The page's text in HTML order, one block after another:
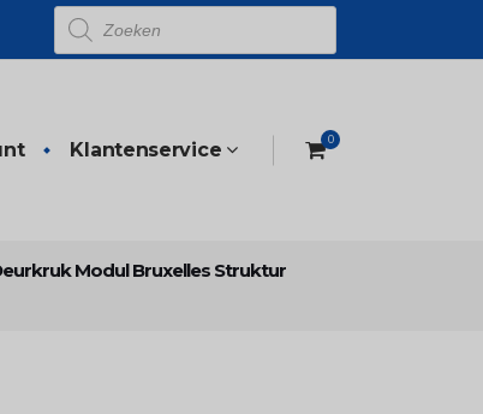
Producten
zoeken
0
Klantenservice
Modul Bruxelles Struktur